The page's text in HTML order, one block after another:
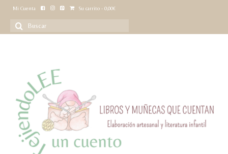
Mi Cuenta Su carrito - 0,00€
Buscar
por: